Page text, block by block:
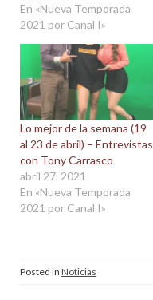
En «Nueva Temporada
2021 por Canal I»
Lo mejor de la semana (19
al 23 de abril) – Entrevistas
con Tony Carrasco
abril 27, 2021
En «Nueva Temporada
2021 por Canal I»
Posted in Noticias